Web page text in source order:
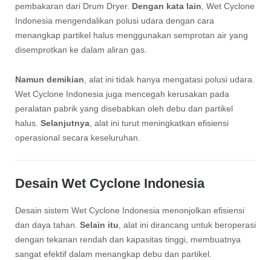
pembakaran dari Drum Dryer. Dengan kata lain , Wet Cyclone
Indonesia mengendalikan polusi udara dengan cara
menangkap partikel halus menggunakan semprotan air yang
disemprotkan ke dalam aliran gas.
Namun demikian , alat ini tidak hanya mengatasi polusi udara.
Wet Cyclone Indonesia juga mencegah kerusakan pada
peralatan pabrik yang disebabkan oleh debu dan partikel
halus. Selanjutnya, alat ini turut meningkatkan efisiensi
operasional secara keseluruhan.
Desain Wet Cyclone Indonesia
Desain sistem Wet Cyclone Indonesia menonjolkan efisiensi
dan daya tahan. Selain itu , alat ini dirancang untuk beroperasi
dengan tekanan rendah dan kapasitas tinggi, membuatnya
sangat efektif dalam menangkap debu dan partikel.